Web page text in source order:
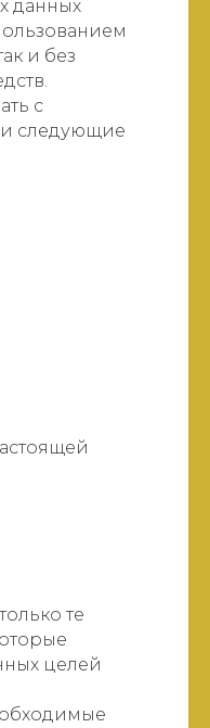
данных
и без
с
следующие
те
целей